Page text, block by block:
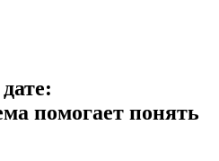
помогает понять